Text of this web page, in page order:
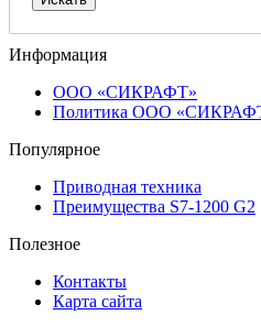
Информация
ООО «СИКРАФТ»
Политика ООО
Популярное
Приводная техника
Преимущества S7-1200 G2
Полезное
Контакты
Карта сайта